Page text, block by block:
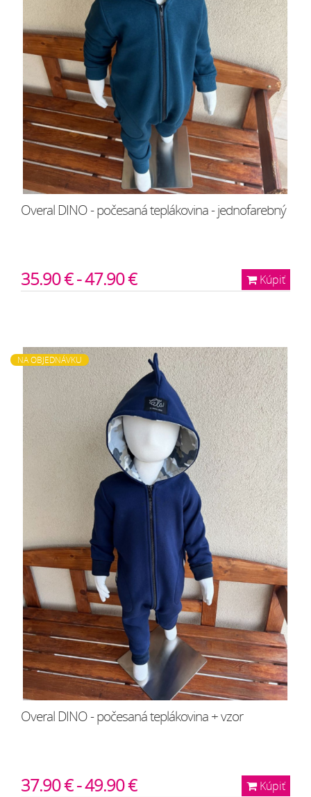
Overal DINO - počesaná teplákovina - jednofarebný
Kúpiť
35.90 € - 47.90 €
NA OBJEDNÁVKU
Overal DINO - počesaná teplákovina + vzor
Kúpiť
37.90 € - 49.90 €